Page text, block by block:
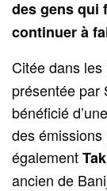
des gens qui
continuer à
Citée dans
présentée par
bénéficié
des
également
ancien de